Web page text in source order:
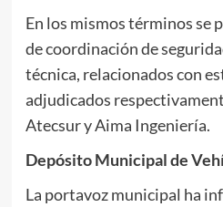
En los mismos términos se
de coordinación de
técnica, relacionados con
adjudicados
Atecsur y Aima Ingeniería.
Depósito Municipal de
La portavoz municipal ha